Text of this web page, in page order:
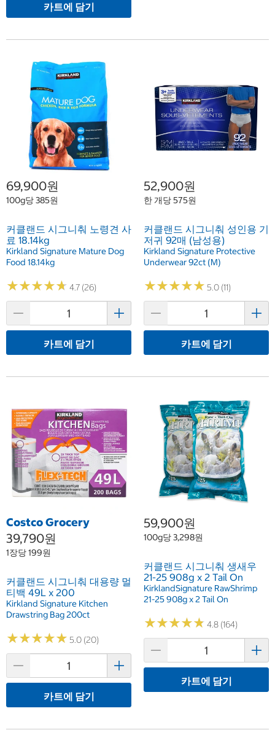
카트에 담기
69,900원
100g당 385원
커클랜드 시그니춰 노령견 사
료 18.14kg
Kirkland Signature Mature Dog
Food 18.14kg
★★★★★
★★★★★ 4.7 (26)
카트에 담기
52,900원
한 개당 575원
커클랜드 시그니춰 성인용 기
저귀 92매 (남성용)
Kirkland Signature Protective
Underwear 92ct (M)
★★★★★
★★★★★ 5.0 (11)
카트에 담기
Costco Grocery
39,790원
1장당 199원
커클랜드 시그니춰 대용량 멀
티백 49L x 200
Kirkland Signature Kitchen
Drawstring Bag 200ct
★★★★★
★★★★★ 5.0 (20)
카트에 담기
59,900원
100g당 3,298원
커클랜드 시그니춰 생새우
21-25 908g x 2 Tail On
KirklandSignature RawShrimp
21-25 908g x 2 Tail On
★★★★★
★★★★★ 4.8 (164)
카트에 담기